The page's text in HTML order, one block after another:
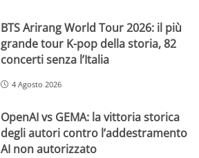
BTS Arirang World Tour 2026: il più
grande tour K-pop della storia, 82
concerti senza l’Italia
4 Agosto 2026
OpenAI vs GEMA: la vittoria storica
degli autori contro l’addestramento
AI non autorizzato